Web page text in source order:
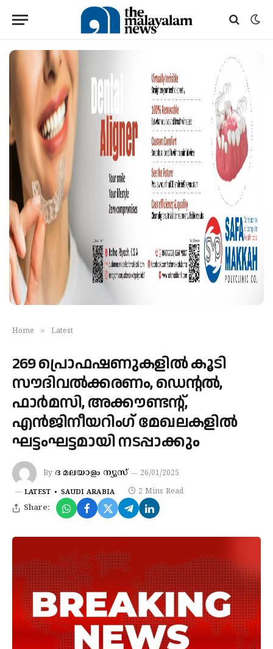
Home » Latest
269 പ്രൊഫഷണുകളിൽ കൂടി
സൗദിവൽക്കരണം, ഡെന്റൽ,
ഫാർമസി, അക്കൗണ്ടന്റ്,
എൻജിനീയറിംഗ് മേഖലകളിൽ
ഘട്ടംഘട്ടമായി നടപ്പാക്കും
By ദ മലയാളം ന്യൂസ് 26/01/2025
LATEST SAUDI ARABIA 2 Mins Read
Share: